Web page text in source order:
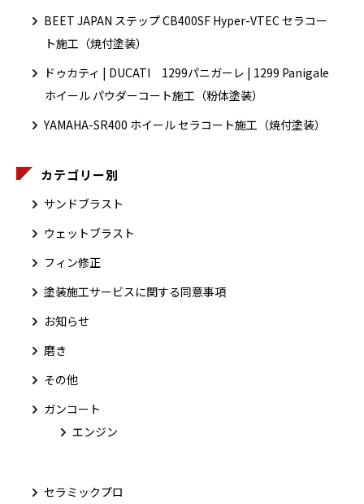
BEET JAPAN ステップ CB400SF Hyper-VTEC セラコー
ト施工（焼付塗装）
ドゥカティ | DUCATI 1299パニガーレ | 1299 Panigale
ホイール パウダーコート施工（粉体塗装）
YAMAHA-SR400 ホイール セラコート施工（焼付塗装）
カテゴリー別
サンドブラスト
ウェットブラスト
フィン修正
塗装施工サービスに関する同意事項
お知らせ
磨き
その他
ガンコート
エンジン
セラミックプロ